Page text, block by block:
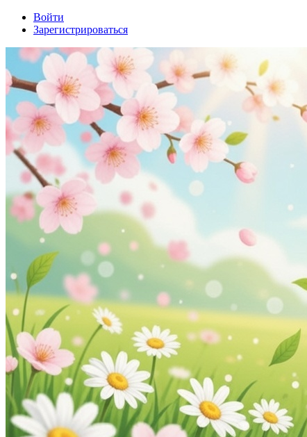
Войти
Зарегистрироваться